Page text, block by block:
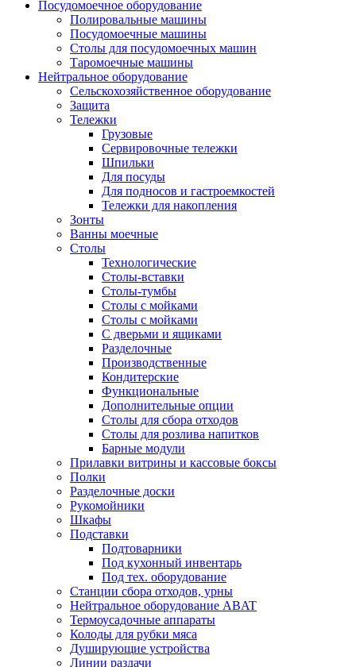
Посудомоечное оборудование
Полировальные машины
Посудомоечные машины
Столы для посудомоечных машин
Таромоечные машины
Нейтральное оборудование
Сельскохозяйственное оборудование
Защита
Тележки
Грузовые
Сервировочные тележки
Шпильки
Для посуды
Для подносов и гастроемкостей
Тележки для накопления
Зонты
Ванны моечные
Столы
Технологические
Столы-вставки
Столы-тумбы
Столы с мойками
Столы с мойками
С дверьми и ящиками
Разделочные
Производственные
Кондитерские
Функциональные
Дополнительные опции
Столы для сбора отходов
Столы для розлива напитков
Барные модули
Прилавки витрины и кассовые боксы
Полки
Разделочные доски
Рукомойники
Шкафы
Подставки
Подтоварники
Под кухонный инвентарь
Под тех. оборудование
Cтанции сбора отходов, урны
Нейтральное оборудование ABAT
Термоусадочные аппараты
Колоды для рубки мяса
Душирующие устройства
Линии раздачи